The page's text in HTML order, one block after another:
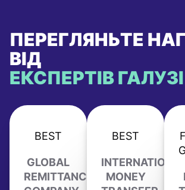
ПЕРЕГЛЯНЬТЕ
ВІД
ЕКСПЕРТІВ ГАЛУЗІ
BEST
GLOBAL
REMITTANCE
BEST
INTERNATIONAL
MONEY